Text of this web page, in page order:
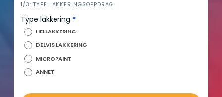
h
e
1/3: TYPE LAKKERINGSOPPDRAG
Type lakkering *
HELLAKKERING
DELVIS LAKKERING
MICROPAINT
ANNET